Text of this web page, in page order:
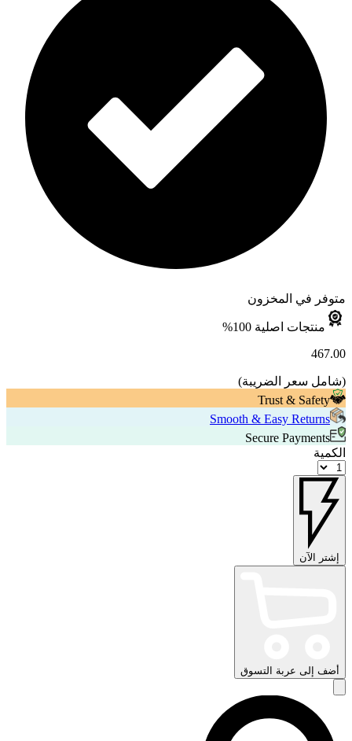
متوفر في المخزون
منتجات اصلية 100%
467.00
(شامل سعر الضريبة)
Trust & Safety
Smooth & Easy Returns
Secure Payments
الكمية
إشتر الآن
أضف إلى عربة التسوق